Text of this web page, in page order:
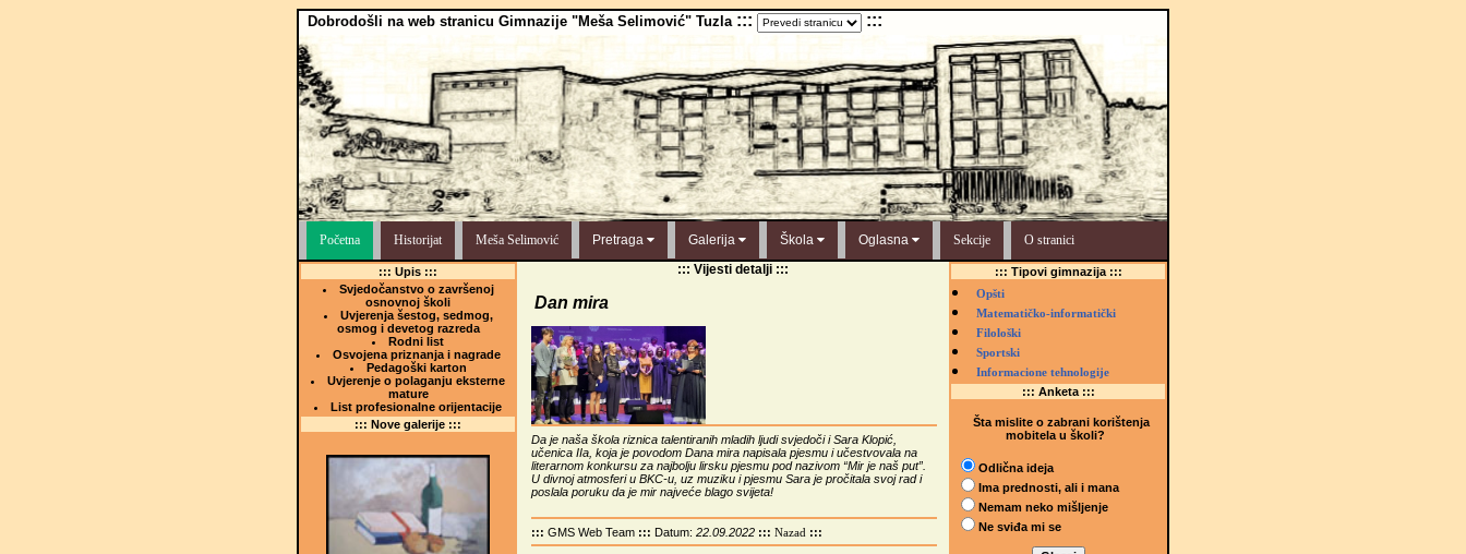
Dobrodošli na web stranicu Gimnazije "Meša Selimović" Tuzla ::: :::
Početna Historijat Meša Selimović Pretraga Galerija Škola Oglasna Sekcije O stranici
::: Upis :::
Svjedočanstvo o završenoj
osnovnoj školi
Uvjerenja šestog, sedmog,
osmog i devetog razreda
Rodni list
Osvojena priznanja i nagrade
Pedagoški karton
Uvjerenje o polaganju eksterne
mature
List profesionalne orijentacije
::: Nove galerije :::
::: Vijesti detalji :::
Dan mira
Da je naša škola riznica talentiranih mladih ljudi svjedoči i Sara Klopić,
učenica IIa, koja je povodom Dana mira napisala pjesmu i učestvovala na
literarnom konkursu za najbolju lirsku pjesmu pod nazivom “Mir je naš put”.
U divnoj atmosferi u BKC-u, uz muziku i pjesmu Sara je pročitala svoj rad i
poslala poruku da je mir najveće blago svijeta!
::: GMS Web Team ::: Datum: 22.09.2022 ::: Nazad :::
::: Tipovi gimnazija :::
Opšti
Matematičko-informatički
Filološki
Sportski
Informacione tehnologije
::: Anketa :::
Šta mislite o zabrani korištenja
mobitela u školi?
Odlična ideja
Ima prednosti, ali i mana
Nemam neko mišljenje
Ne sviđa mi se